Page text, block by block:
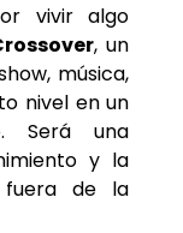
vivir algo
, un
música,
nivel en un
Será una
y la
de la